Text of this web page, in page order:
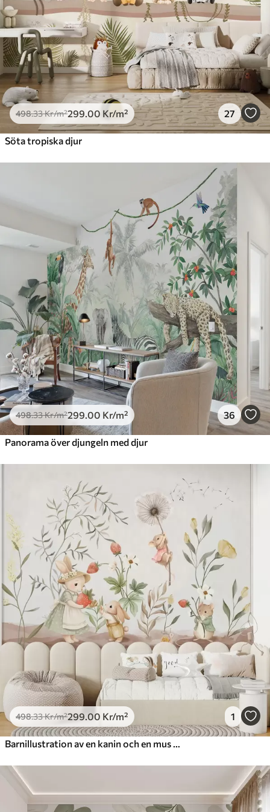
725.00435.00Kr/m²
Peel and Stick
900 .00540.00Kr/m²
498.33Kr/m²299.00 Kr/m² 27
Söta tropiska djur
498.33Kr/m²299.00 Kr/m² 36
Panorama över djungeln med djur
498.33Kr/m²299.00 Kr/m² 1
Barnillustration av en kanin och en mus bland växter och blommor